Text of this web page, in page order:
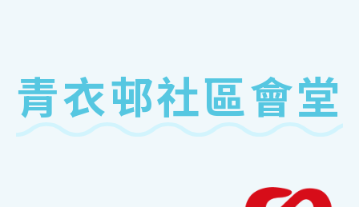
青衣邨社區會堂